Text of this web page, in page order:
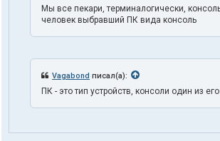
л
я
t
u
h
1
Мы все пекари, терминалогически,
человек выбравший ПК вида консоль
Vagabond писал(а):
ПК - это тип устройств, консоли один из